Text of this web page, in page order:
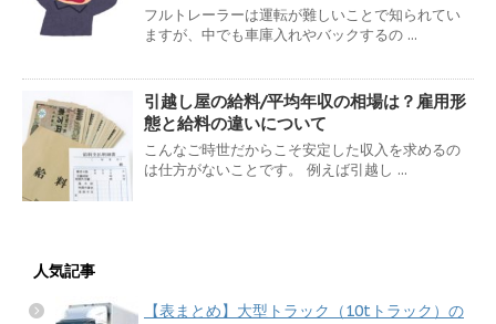
フルトレーラーは運転が難しいことで知られてい
ますが、中でも車庫入れやバックするの ...
引越し屋の給料/平均年収の相場は？雇用形
態と給料の違いについて
こんなご時世だからこそ安定した収入を求めるの
は仕方がないことです。 例えば引越し ...
人気記事
【表まとめ】大型トラック（10tトラック）の